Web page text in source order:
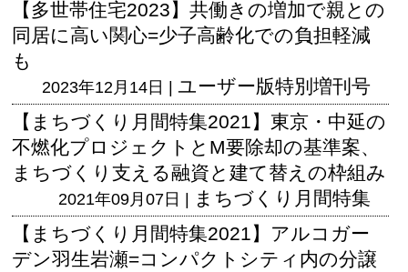
【多世帯住宅2023】共働きの増加で親との
同居に高い関心=少子高齢化での負担軽減
も
2023年12月14日 | ユーザー版特別増刊号
【まちづくり月間特集2021】東京・中延の
不燃化プロジェクトとM要除却の基準案、
まちづくり支える融資と建て替えの枠組み
2021年09月07日 | まちづくり月間特集
【まちづくり月間特集2021】アルコガー
デン羽生岩瀬=コンパクトシティ内の分譲